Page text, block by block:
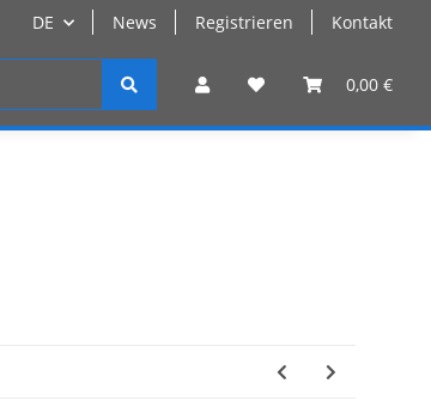
DE News Registrieren Kontakt
0,00 €